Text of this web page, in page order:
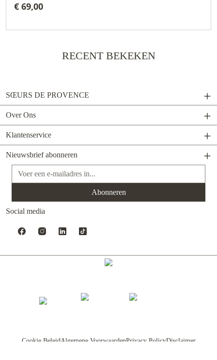
€ 69,00
RECENT BEKEKEN
SŒURS DE PROVENCE
Over Ons
Klantenservice
Nieuwsbrief abonneren
E-mailadres*
Abonneren
Social media
Cookie Beleid Algemene VoorwaardenPrivacy PolicyDisclaimer